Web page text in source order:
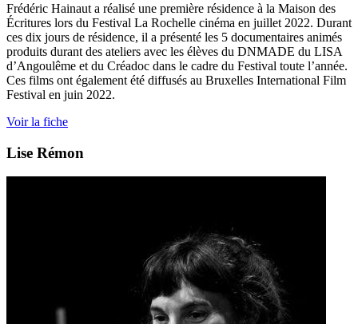
Frédéric Hainaut a réalisé une première résidence à la Maison des
Écritures lors du Festival La Rochelle cinéma en juillet 2022. Durant
ces dix jours de résidence, il a présenté les 5 documentaires animés
produits durant des ateliers avec les élèves du DNMADE du LISA
d’Angoulême et du Créadoc dans le cadre du Festival toute l’année.
Ces films ont également été diffusés au Bruxelles International Film
Festival en juin 2022.
Voir la fiche
Lise Rémon